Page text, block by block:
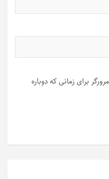
برای زمانی که دوباره